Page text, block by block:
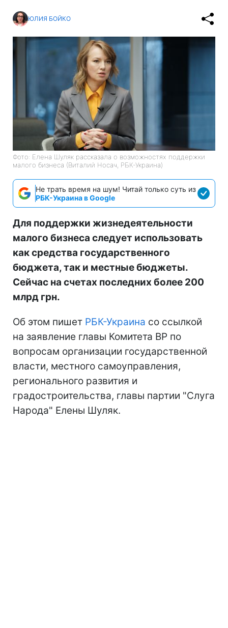
ЮЛИЯ БОЙКО
Фото: Елена Шуляк рассказала о возможностях поддержки
малого бизнеса (Виталий Носач, РБК-Украина)
Не трать время на шум! Читай только суть из
РБК-Украина в Google
Для поддержки жизнедеятельности
малого бизнеса следует использовать
как средства государственного
бюджета, так и местные бюджеты.
Сейчас на счетах последних более 200
млрд грн.
Об этом пишет РБК-Украина со ссылкой
на заявление главы Комитета ВР по
вопросам организации государственной
власти, местного самоуправления,
регионального развития и
градостроительства, главы партии "Слуга
Народа" Елены Шуляк.